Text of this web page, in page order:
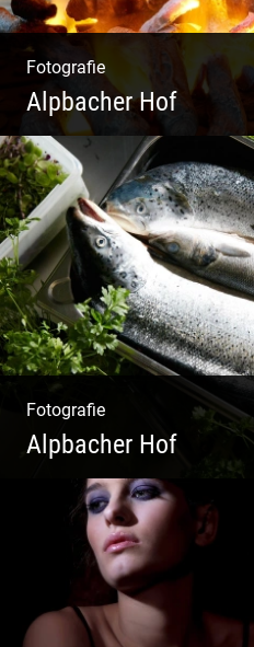
Fotografie
Alpbacher Hof
Liebevolles Design |
Luxuriöser Spa |
Fotografie
Alpbacher Hof
Vorzügliche Weine |
Kulinarik | Genuss